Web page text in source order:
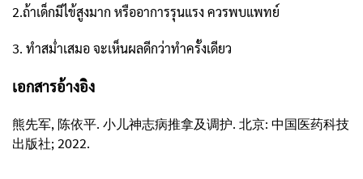
2.ถ้าเด็กมีไข้สูงมาก หรืออาการรุนแรง ควรพบแพทย์
3. ทำสม่ำเสมอ จะเห็นผลดีกว่าทำครั้งเดียว
เอกสารอ้างอิง
熊先军, 陈依平. 小儿神志病推拿及调护. 北京: 中国医药科技
出版社; 2022.